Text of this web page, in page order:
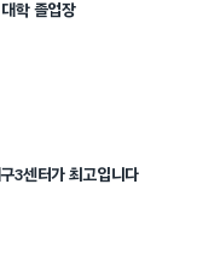
학 졸업장
3센터가 최고입니다